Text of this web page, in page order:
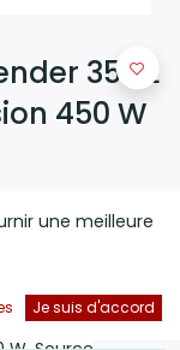
350 L
450 W
conteneur
immersion,
une meilleure
Je suis d'accord